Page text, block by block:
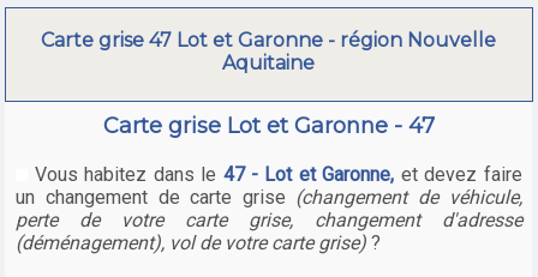
Carte grise 47 Lot et Garonne - région Nouvelle
Aquitaine
Carte grise Lot et Garonne - 47
Vous habitez dans le 47 - Lot et Garonne, et devez faire
un changement de carte grise (changement de véhicule,
perte de votre carte grise, changement d'adresse
(déménagement), vol de votre carte grise) ?